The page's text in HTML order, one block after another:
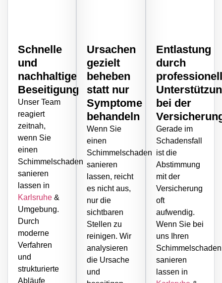
Schnelle
und
nachhaltige
Beseitigung
Unser Team
reagiert
zeitnah,
wenn Sie
einen
Schimmelschaden
sanieren
lassen in
Karlsruhe &
Umgebung.
Durch
moderne
Verfahren
und
strukturierte
Abläufe
Ursachen
gezielt
beheben
statt nur
Symptome
behandeln
Wenn Sie
einen
Schimmelschaden
sanieren
lassen, reicht
es nicht aus,
nur die
sichtbaren
Stellen zu
reinigen. Wir
analysieren
die Ursache
und
Entlastung
durch
bei der
Gerade im
Schadensfall
ist die
Abstimmung
mit der
Versicherung
oft
aufwendig.
Wenn Sie bei
uns Ihren
Schimmelschaden
sanieren
lassen in